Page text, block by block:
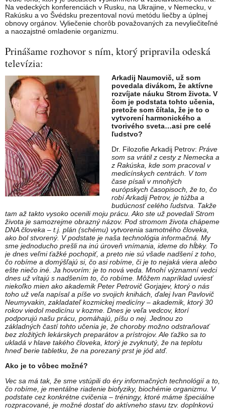
Na vedeckých konferenciách v Rusku, na Ukrajine, v Nemecku, v
Rakúsku a vo Švédsku prezentoval novú metódu liečby a úplnej
obnovy orgánov. Vyliečenie chorôb považovaných za nevyliečiteľné
a naozajstné omladenie organizmu.
Prinášame rozhovor s ním, ktorý pripravila odeská
televízia:
Arkadij Naumovič, už som
povedala divákom, že aktívne
rozvíjate náuku Strom života. V
čom je podstata tohto učenia,
pretože som čítala, že je to o
vytvorení harmonického a
tvorivého sveta…asi pre celé
ľudstvo?
Dr. Filozofie Arkadij Petrov: Práve
som sa vrátil z cesty z Nemecka a
z Rakúska, kde som pracoval v
medicínskych centrách. V tom
čase písali v mnohých
európskych časopisoch, že to, čo
robí Arkadij Petrov, je túžba a
budúcnosť celého ľudstva. Takže
tam až takto vysoko ocenili moju prácu. Ako ste už povedali Strom
života je samozrejme obrazný názov. Pod stromom života chápeme
DNA človeka – t.j. plán (schému) vytvorenia samotného človeka,
ako bol stvorený. V podstate je naša technológia informačná. My
sme jednoducho prešli na inú úroveň vnímania, ideme do hĺbky. To
je dnes veľmi ťažké pochopiť, a preto nie sú všade nadšení z toho,
čo robíme a domýšľajú si, čo asi robíme, či je to nejaká viera alebo
ešte niečo iné. Ja hovorím: je to nová veda. Mnohí významní vedci
dnes už vítajú s nadšením to, čo robíme. Môžem napríklad uviesť
niekoľko mien ako akademik Peter Petrovič Gorjajev, ktorý o nás
toho už veľa napísal a píše vo svojich knihách, ďalej Ivan Pavlovič
Neumyvakin, zakladateľ kozmickej medicíny – akademik, ktorý 30
rokov viedol medicínu v kozme. Dnes je veľa vedcov, ktorí
podporujú našu prácu, pomáhajú, píšu o nej. Jednou zo
základných častí tohto učenia je, že choroby možno odstraňovať
bez zložitých lekárskych preparátov a prístrojov. Ale ťažko sa to
ukladá v hlave takého človeka, ktorý je zvyknutý, že na teplotu
hneď berie tabletku, že na porezaný prst je jód atď.
Ako je to vôbec možné?
Vec sa má tak, že sme vstúpili do éry informačných technológií a to,
čo robíme, je mentálne riadenie biofyziky, biochémie organizmu. V
podstate cez konkrétne cvičenia – tréningy, ktoré máme špeciálne
rozpracované, je možné dostať do aktívneho stavu tzv. doplnkovú